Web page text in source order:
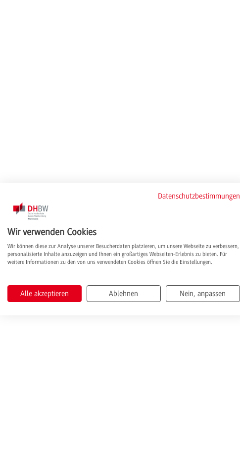
Datenschutzbestimmungen
Wir verwenden Cookies
Wir können diese zur Analyse unserer Besucherdaten platzieren, um unsere Webseite zu verbessern,
personalisierte Inhalte anzuzeigen und Ihnen ein großartiges Webseiten-Erlebnis zu bieten. Für
weitere Informationen zu den von uns verwendeten Cookies öffnen Sie die Einstellungen.
Alle akzeptieren Ablehnen Nein, anpassen